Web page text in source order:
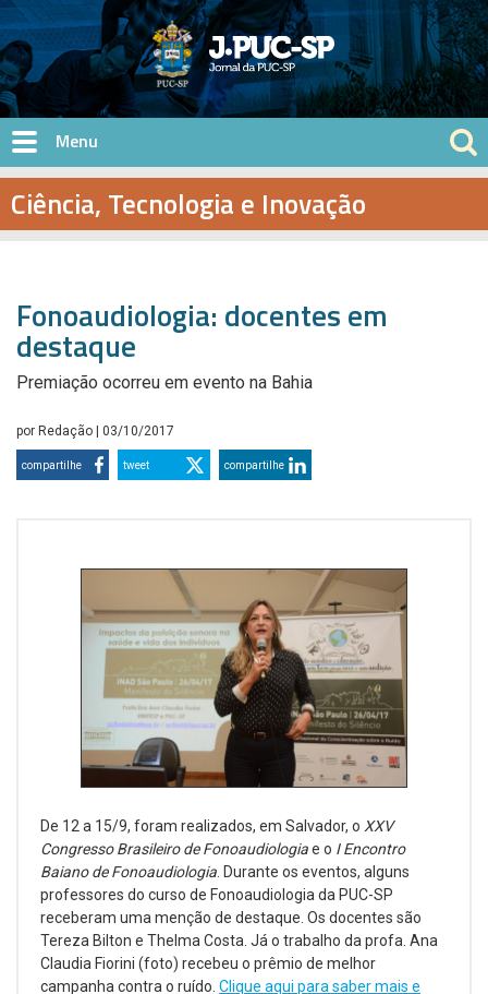
Pular para o conteúdo principal
Ciência, Tecnologia e Inovação
Fonoaudiologia: docentes em
destaque
Premiação ocorreu em evento na Bahia
por Redação | 03/10/2017
compartilhe tweet compartilhe
De 12 a 15/9, foram realizados, em Salvador, o XXV
Congresso Brasileiro de Fonoaudiologiae o I Encontro
Baiano de Fonoaudiologia . Durante os eventos, alguns
professores do curso de Fonoaudiologia da PUC-SP
receberam uma menção de destaque. Os docentes são
Tereza Bilton e Thelma Costa. Já o trabalho da profa. Ana
Claudia Fiorini (foto) recebeu o prêmio de melhor
campanha contra o ruído. Clique aqui para saber mais e